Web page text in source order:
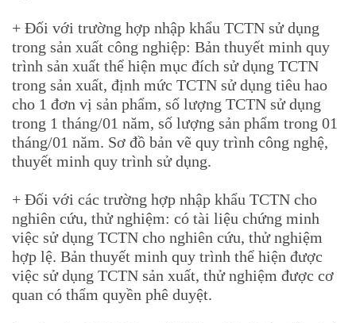
+ Đối với trường hợp nhập khẩu TCTN sử dụng
trong sản xuất công nghiệp: Bản thuyết minh quy
trình sản xuất thể hiện mục đích sử dụng TCTN
trong sản xuất, định mức TCTN sử dụng tiêu hao
cho 1 đơn vị sản phẩm, số lượng TCTN sử dụng
trong 1 tháng/01 năm, số lượng sản phẩm trong 01
tháng/01 năm. Sơ đồ bản vẽ quy trình công nghệ,
thuyết minh quy trình sử dụng.
+ Đối với các trường hợp nhập khẩu TCTN cho
nghiên cứu, thử nghiệm: có tài liệu chứng minh
việc sử dụng TCTN cho nghiên cứu, thử nghiệm
hợp lệ. Bản thuyết minh quy trình thể hiện được
việc sử dụng TCTN sản xuất, thử nghiệm được cơ
quan có thẩm quyền phê duyệt.